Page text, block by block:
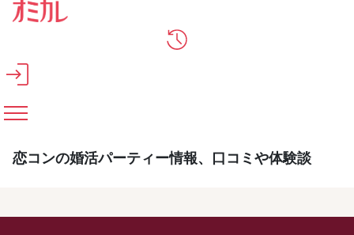
メインコンテンツへスキップ
恋コンの婚活パーティー情報、口コミや体験談